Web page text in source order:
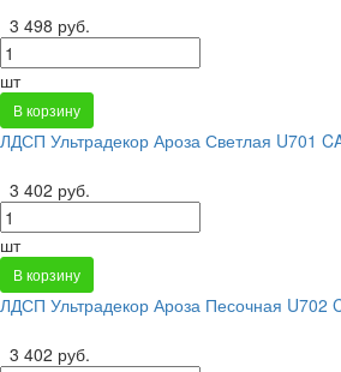
3 498 руб.
шт
В корзину
ЛДСП Ультрадекор Ароза Светлая U701
3 402 руб.
шт
В корзину
ЛДСП Ультрадекор Ароза Песочная U702
3 402 руб.